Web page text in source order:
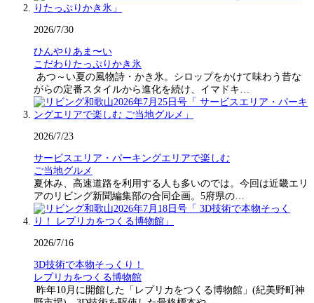
2026/7/30
ひんやりあま〜い
こだわりたっぷりかき氷
あつ～い夏の風物詩・かき氷。シロップをかけて味わう昔な
がらの定番スタイルから進化を続け、イマドキ…
2026/7/23
サービスエリア・パーキングエリアで楽しむ
ご当地グルメ
夏休み、高速道路を利用する人も多いのでは。今回は近畿エリ
アのリビング新聞編集部の合同企画。5府県の…
2026/7/16
3D技術で本物そっくり！
レプリカをつくる博物館
昨年10月に開館した「レプリカをつくる博物館」(紀美野町神